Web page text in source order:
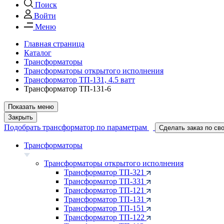
Поиск
Войти
Меню
Главная страница
Каталог
Трансформаторы
Трансформаторы открытого исполнения
Трансформатор ТП-131, 4.5 ватт
Трансформатор ТП-131-6
Показать меню
Закрыть
Подобрать трансформатор по параметрам Сделать заказ по
Трансформаторы
Трансформаторы открытого исполнения
Трансформатор ТП-321
Трансформатор ТП-331
Трансформатор ТП-121
Трансформатор ТП-131
Трансформатор ТП-151
Трансформатор ТП-122